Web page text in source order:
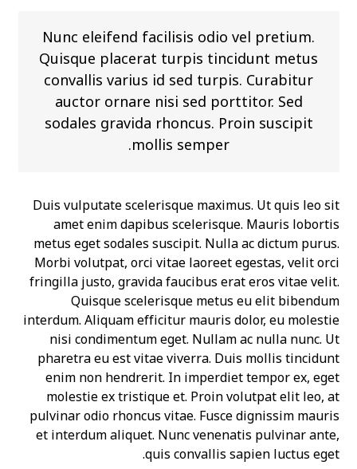
Nunc eleifend facilisis odio vel pretium.
Quisque placerat turpis tincidunt metus
convallis varius id sed turpis. Curabitur
auctor ornare nisi sed porttitor. Sed
sodales gravida rhoncus. Proin suscipit
mollis semper.
Duis vulputate scelerisque maximus. Ut quis leo sit
amet enim dapibus scelerisque. Mauris lobortis
metus eget sodales suscipit. Nulla ac dictum purus.
Morbi volutpat, orci vitae laoreet egestas, velit orci
fringilla justo, gravida faucibus erat eros vitae velit.
Quisque scelerisque metus eu elit bibendum
interdum. Aliquam efficitur mauris dolor, eu molestie
nisi condimentum eget. Nullam ac nulla nunc. Ut
pharetra eu est vitae viverra. Duis mollis tincidunt
enim non hendrerit. In imperdiet tempor ex, eget
molestie ex tristique et. Proin volutpat elit leo, at
pulvinar odio rhoncus vitae. Fusce dignissim mauris
et interdum aliquet. Nunc venenatis pulvinar ante,
quis convallis sapien luctus eget.